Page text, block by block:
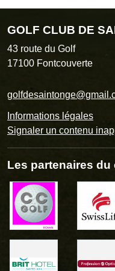
GOLF CLUB DE
43 route du Golf
17100 Fontcouverte
Informations légales
Signaler un contenu
Les partenaires du